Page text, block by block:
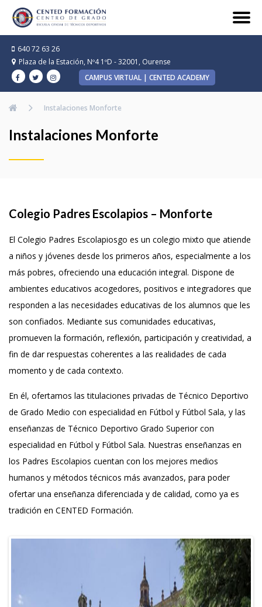
640 72 63 26
Plaza de la Estación, Nº4 1ºD - 32001, Ourense
CAMPUS VIRTUAL | CENTED ACADEMY
Instalaciones Monforte
Instalaciones Monforte
Colegio Padres Escolapios – Monforte
El Colegio Padres Escolapiosgo es un colegio mixto que atiende
a niños y jóvenes desde los primeros años, especialmente a los
más pobres, ofreciendo una educación integral. Dispone de
ambientes educativos acogedores, positivos e integradores que
responden a las necesidades educativas de los alumnos que les
son confiados. Mediante sus comunidades educativas,
promueven la formación, reflexión, participación y creatividad, a
fin de dar respuestas coherentes a las realidades de cada
momento y de cada contexto.
En él, ofertamos las titulaciones privadas de Técnico Deportivo
de Grado Medio con especialidad en Fútbol y Fútbol Sala, y las
enseñanzas de Técnico Deportivo Grado Superior con
especialidad en Fútbol y Fútbol Sala. Nuestras enseñanzas en
los Padres Escolapios cuentan con los mejores medios
humanos y métodos técnicos más avanzados, para poder
ofertar una enseñanza diferenciada y de calidad, como ya es
tradición en CENTED Formación.